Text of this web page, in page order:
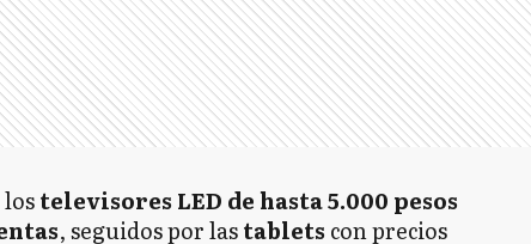
televisores LED de hasta 5.000 pesos
, seguidos por lastablets con precios